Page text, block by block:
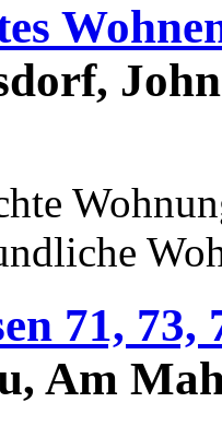
71, 73,
Am